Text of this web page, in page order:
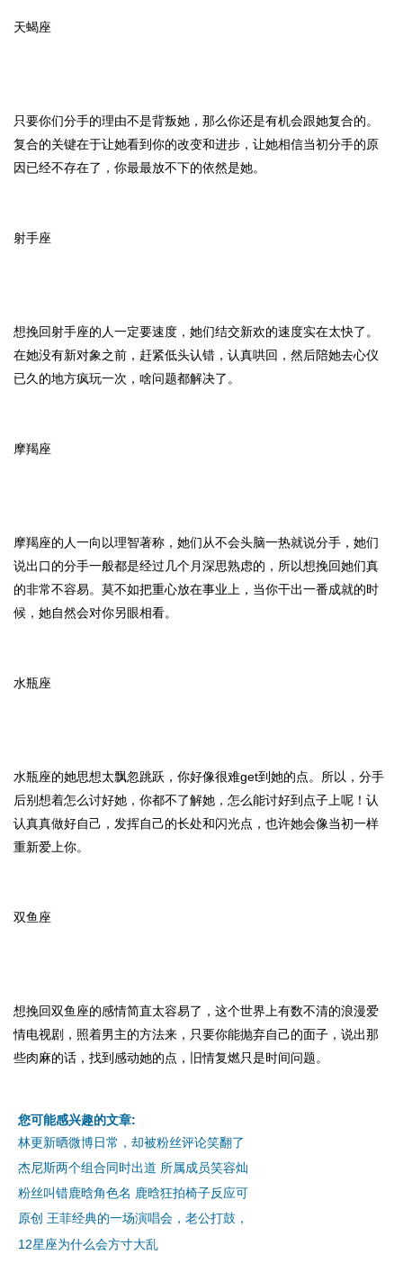
天蝎座
只要你们分手的理由不是背叛她，那么你还是有机会跟她复合的。
复合的关键在于让她看到你的改变和进步，让她相信当初分手的原
因已经不存在了，你最最放不下的依然是她。
射手座
想挽回射手座的人一定要速度，她们结交新欢的速度实在太快了。
在她没有新对象之前，赶紧低头认错，认真哄回，然后陪她去心仪
已久的地方疯玩一次，啥问题都解决了。
摩羯座
摩羯座的人一向以理智著称，她们从不会头脑一热就说分手，她们
说出口的分手一般都是经过几个月深思熟虑的，所以想挽回她们真
的非常不容易。莫不如把重心放在事业上，当你干出一番成就的时
候，她自然会对你另眼相看。
水瓶座
水瓶座的她思想太飘忽跳跃，你好像很难get到她的点。所以，分手
后别想着怎么讨好她，你都不了解她，怎么能讨好到点子上呢！认
认真真做好自己，发挥自己的长处和闪光点，也许她会像当初一样
重新爱上你。
双鱼座
想挽回双鱼座的感情简直太容易了，这个世界上有数不清的浪漫爱
情电视剧，照着男主的方法来，只要你能抛弃自己的面子，说出那
些肉麻的话，找到感动她的点，旧情复燃只是时间问题。
您可能感兴趣的文章:
林更新晒微博日常，却被粉丝评论笑翻了
杰尼斯两个组合同时出道 所属成员笑容灿
粉丝叫错鹿晗角色名 鹿晗狂拍椅子反应可
原创 王菲经典的一场演唱会，老公打鼓，
12星座为什么会方寸大乱